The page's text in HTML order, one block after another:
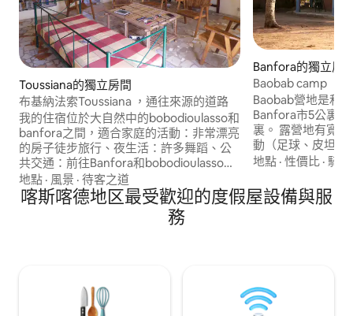
Toussiana的獨立房間
布基納法索Toussiana ，通往來源的道路
我的住宿位於大自然中的bobodioulasso和
banfora之間，適合家庭的活動：非常漂亮
的房子徒步旅行、夜生活：許多舞蹈、公
共交通：前往Banfora和bobodioulasso、
機場： bobodioulasso 50公裏，市中心：
距離房源1公裏非常大的市場每5天1公裏，
300公尺的雜貨店。雙人房的價格為17歐元
地點 · 風景 · 待客之道
Banfora的獨立房
Baobab camp
Baobab營地是和
Banfora市5公裏
裏。 露營地有寬敞的空氣，可用於各種活
動（足球、皮坦克
和私人安全停車場
地點 ·性價比 · 騎
喀斯喀德地区最受歡迎的度假屋設備與服
務